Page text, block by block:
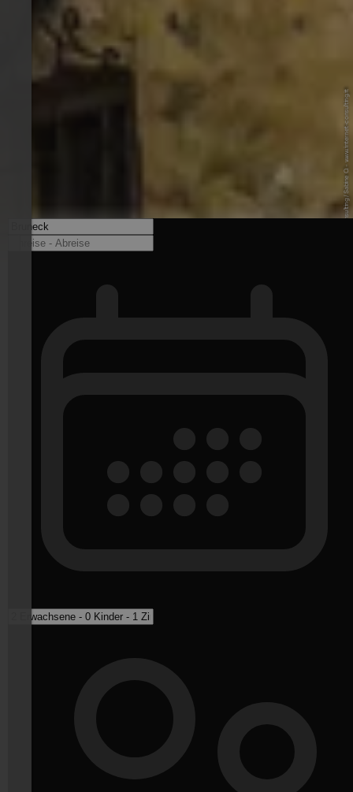
© Internet Consulting / Sabine O. - www.internet-consulting.it